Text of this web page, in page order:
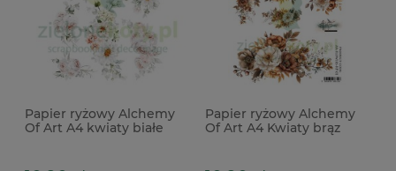
Papier ryżowy Alchemy
Of Art A4 kwiaty białe
Papier ryżowy Alchemy
Of Art A4 Kwiaty brąz